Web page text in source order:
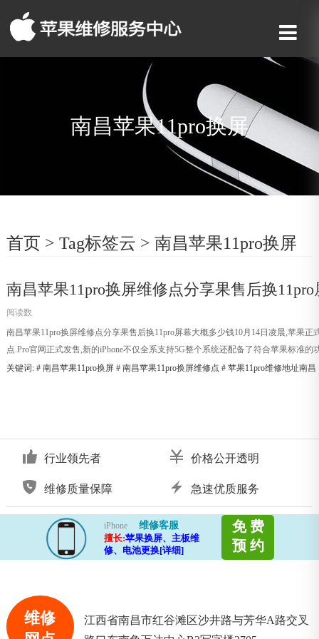
南昌苹果11pro换屏
首页 > Tag标签云 > 南昌苹果11pro换屏
南昌苹果11pro换屏维修点分享果售后换
阅读数
南昌苹果11pro换屏维修点分享果售后换11pro屏幕大概多少钱10月14日凌晨,苹果
点.Pro官网正式发售,新的iPhone不仅全系支持5G整个系统还配备了符合苹果标准的
关键词: # 南昌苹果11pro换屏# 南昌苹果11pro换屏维修点 # 苹果11pro维修地址南昌
行业领先者 价格公开透明
维修质量保障 急速优质服务
iPhone
维修客服
擅长:苹果换屏、主板维
修、电池更换[详细]
免 费
预 约
维修
江西省南昌市红谷滩区沙井路与芳华A路交叉